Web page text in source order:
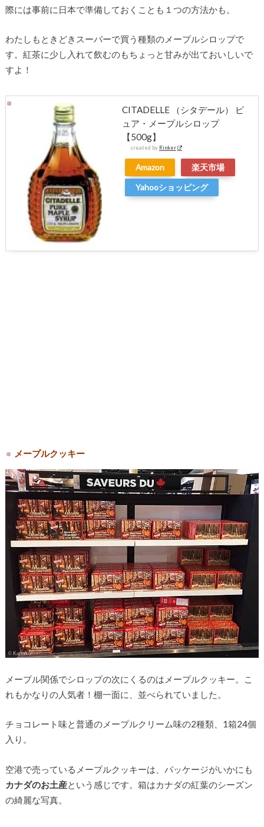
際には事前に日本で準備しておくことも１つの方法かも。
わたしもときどきスーパーで買う種類のメープルシロップで
す。紅茶に少し入れて飲むのもちょっと甘みが出ておいしいで
すよ！
CITADELLE （シタデール） ピ
ュア・メープルシロップ
【500g】
created by Rinker
Amazon
楽天市場
Yahooショッピング
メープルクッキー
メープル関係でシロップの次にくるのはメープルクッキー。こ
れもかなりの人気者！棚一面に、並べられていました。
チョコレート味と普通のメープルクリーム味の2種類、1箱24個
入り。
空港で売っているメープルクッキーは、パッケージがいかにも
カナダのお土産という感じです。箱はカナダの紅葉のシーズン
の綺麗な写真。